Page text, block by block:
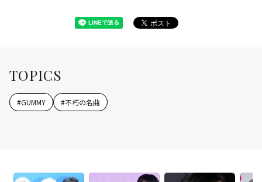
TOPICS
#GUMMY #不朽の名曲